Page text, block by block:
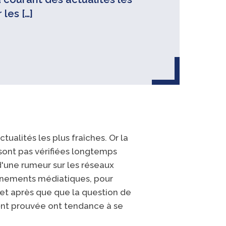
[…]
les plus fraîches. Or la
pas vérifiées longtemps
rumeur sur les réseaux
médiatiques, pour
après que que la question de
prouvée ont tendance à se